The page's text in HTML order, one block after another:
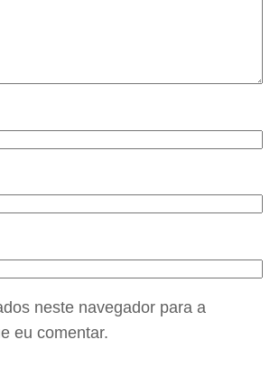
neste navegador para a
eu comentar.